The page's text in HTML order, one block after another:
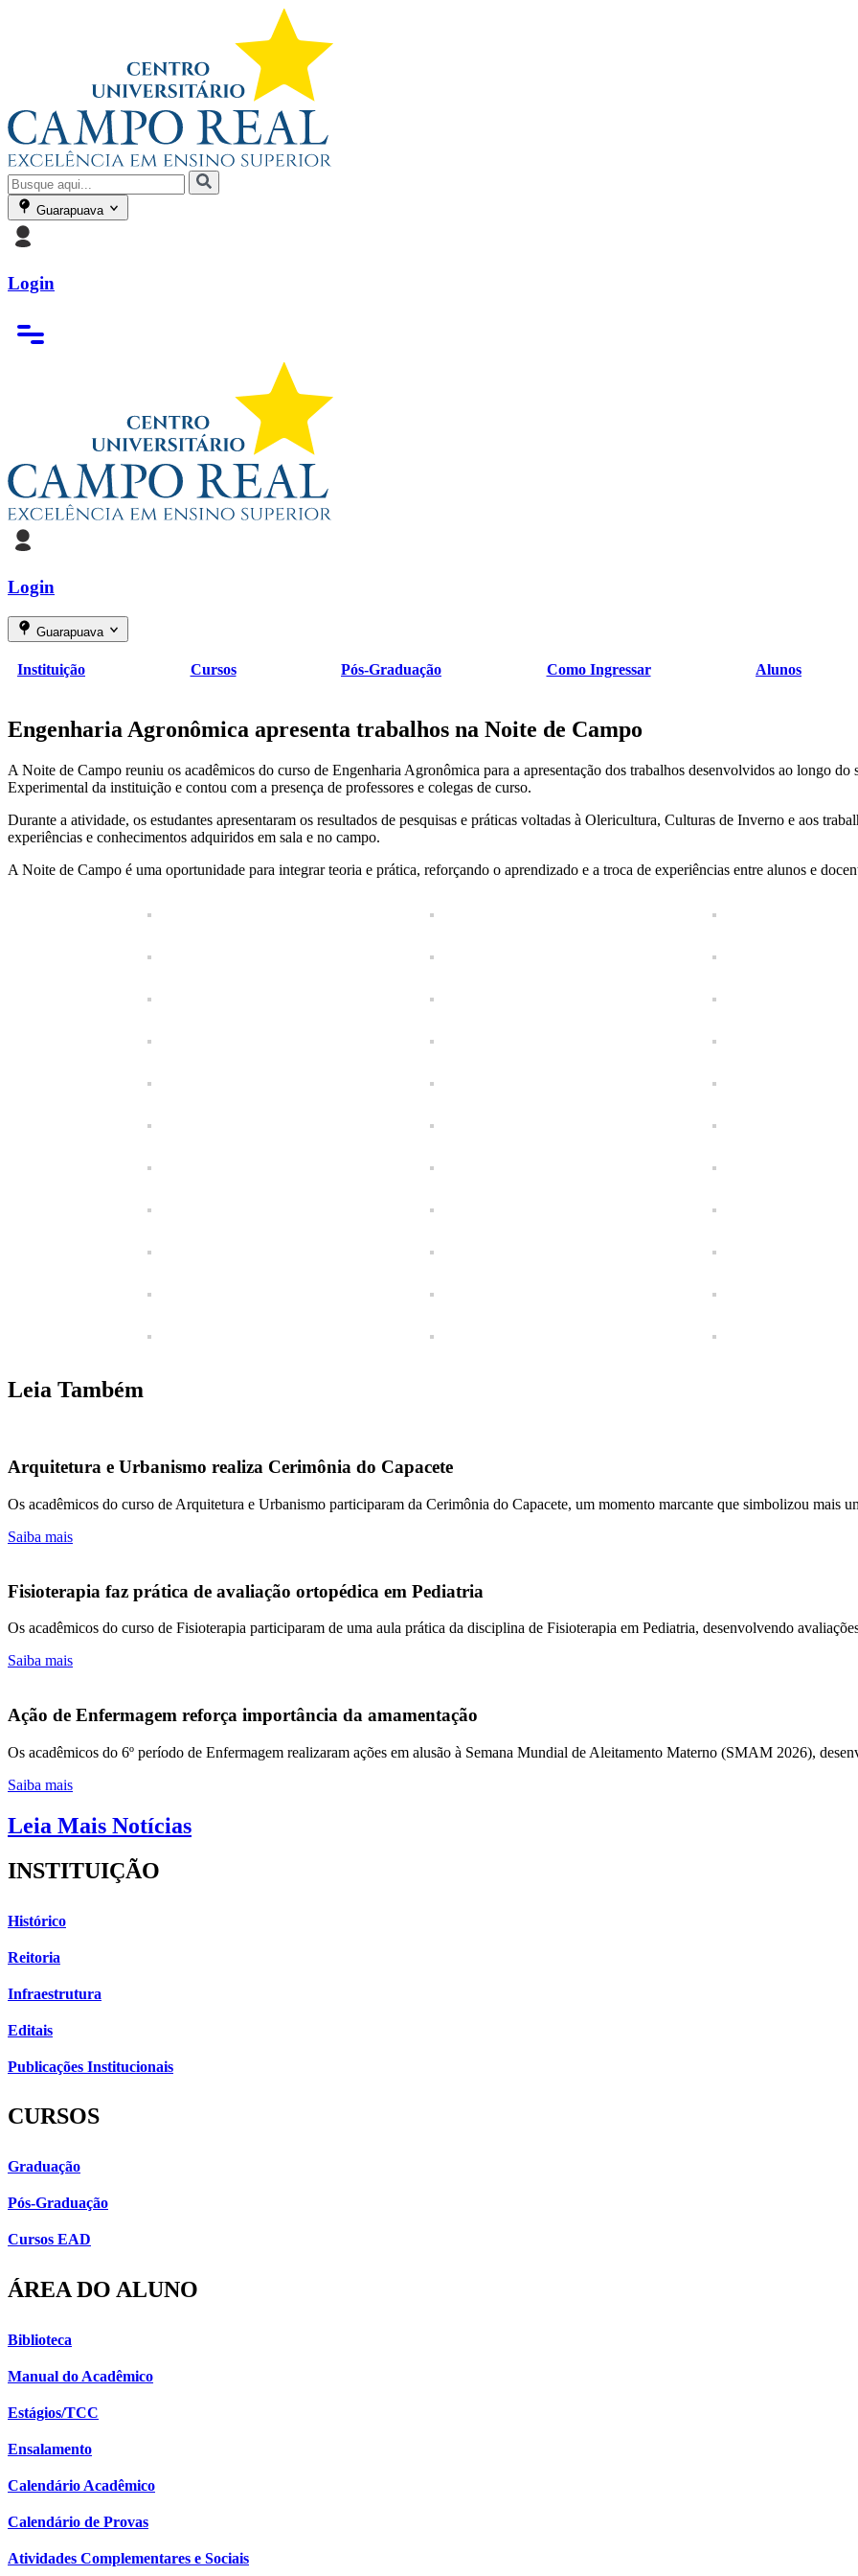
Guarapuava
Login
Login
Guarapuava
Instituição Cursos Pós-Graduação Como Ingressar Alunos
Engenharia Agronômica apresenta trabalhos na Noite de Campo
A Noite de Campo reuniu os acadêmicos do curso de Engenharia Agronômica para a apresentação dos trabalhos desenvolvidos ao longo do
Experimental da instituição e contou com a presença de professores e colegas de curso.
Durante a atividade, os estudantes apresentaram os resultados de pesquisas e práticas voltadas à Olericultura, Culturas de Inverno e aos
experiências e conhecimentos adquiridos em sala e no campo.
A Noite de Campo é uma oportunidade para integrar teoria e prática, reforçando o aprendizado e a troca de experiências entre alunos e
Leia Também
Arquitetura e Urbanismo realiza Cerimônia do Capacete
Os acadêmicos do curso de Arquitetura e Urbanismo participaram da Cerimônia do Capacete, um momento marcante que simbolizou mais
Saiba mais
Fisioterapia faz prática de avaliação ortopédica em Pediatria
Os acadêmicos do curso de Fisioterapia participaram de uma aula prática da disciplina de Fisioterapia em Pediatria, desenvolvendo
Saiba mais
Ação de Enfermagem reforça importância da amamentação
Os acadêmicos do 6º período de Enfermagem realizaram ações em alusão à Semana Mundial de Aleitamento Materno (SMAM 2026),
Saiba mais
Leia Mais Notícias
INSTITUIÇÃO
Histórico
Reitoria
Infraestrutura
Editais
Publicações Institucionais
CURSOS
Graduação
Pós-Graduação
Cursos EAD
ÁREA DO ALUNO
Biblioteca
Manual do Acadêmico
Estágios/TCC
Ensalamento
Calendário Acadêmico
Calendário de Provas
Atividades Complementares e Sociais